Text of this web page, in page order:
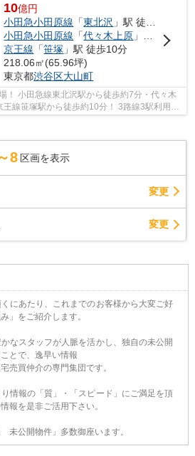
10億円
小田急小田原線 「東北沢 」駅 徒歩7分
小田急小田原線 「代々木上原 」駅 徒歩8分
京王線 「笹塚 」駅 徒歩10分
218.06㎡(65.96坪)
東京都渋谷区大山町
！ 小田急線東北沢駅から徒歩約7分・代々木
王線笹塚駅から徒歩約10分！ 3路線3駅利用可
8 区画を表示
変更
変更
にあたり、これまでのお客様から大変ご好
」をご紹介します。
なスタッフが人脈を活かし、独自の未公開
とで、逸早い情報
売買仲介の専門集団です。
情報の「質」・「スピード」にご満足を頂
報を是非ご活用下さい。
未公開物件」多数御座います。